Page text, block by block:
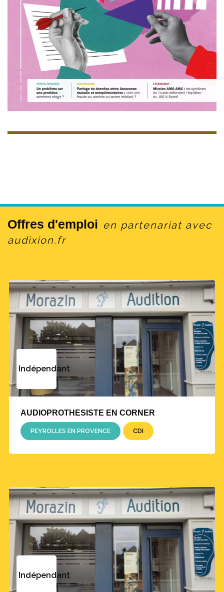
Offres d'emploi en partenariat avec
audixion.fr
Indépendant
AUDIOPROTHESISTE EN CORNER
PEYROLLES EN PROVENCE CDI
Indépendant